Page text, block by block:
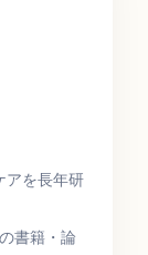
アを長年研
書籍・論